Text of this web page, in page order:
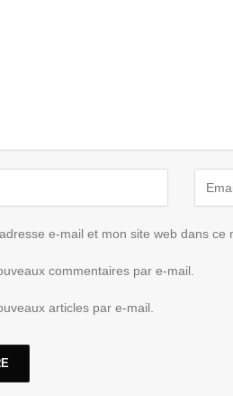
e-mail et mon site web dans ce
commentaires par e-mail.
articles par e-mail.